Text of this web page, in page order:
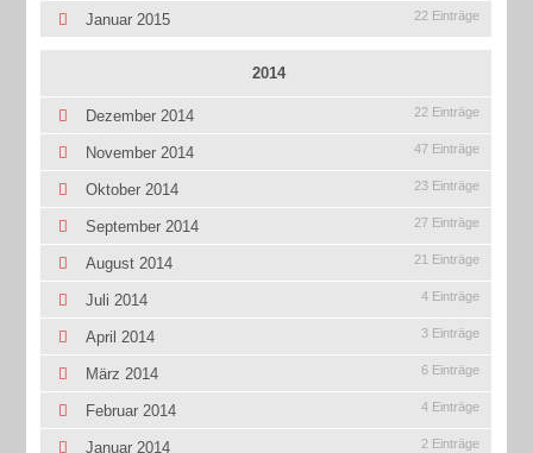
Januar 2015 22 Einträge
2014
Dezember 2014 22 Einträge
November 2014 47 Einträge
Oktober 2014 23 Einträge
September 2014 27 Einträge
August 2014 21 Einträge
Juli 2014 4 Einträge
April 2014 3 Einträge
März 2014 6 Einträge
Februar 2014 4 Einträge
Januar 2014 2 Einträge